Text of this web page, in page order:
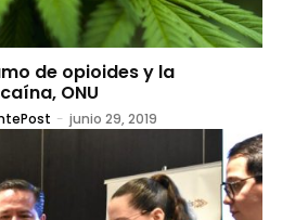
de opioides y la
ONU
- junio 29, 2019